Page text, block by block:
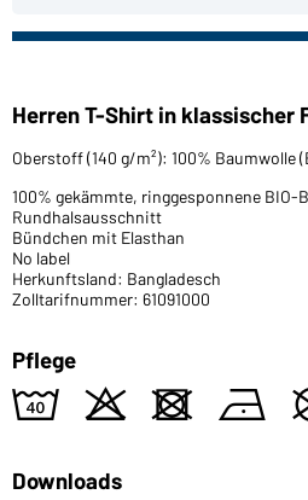
Herren T-Shirt in klassischer
Oberstoff (140 g/m²): 100% Baumwolle
100% gekämmte, ringgesponnene BIO-
Rundhalsausschnitt
Bündchen mit Elasthan
No label
Herkunftsland: Bangladesch
Zolltarifnummer: 61091000
Pflege
8 o d n
Downloads